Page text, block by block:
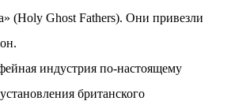
(Holy Ghost Fathers). Они привезли
индустрия по-настоящему
британского